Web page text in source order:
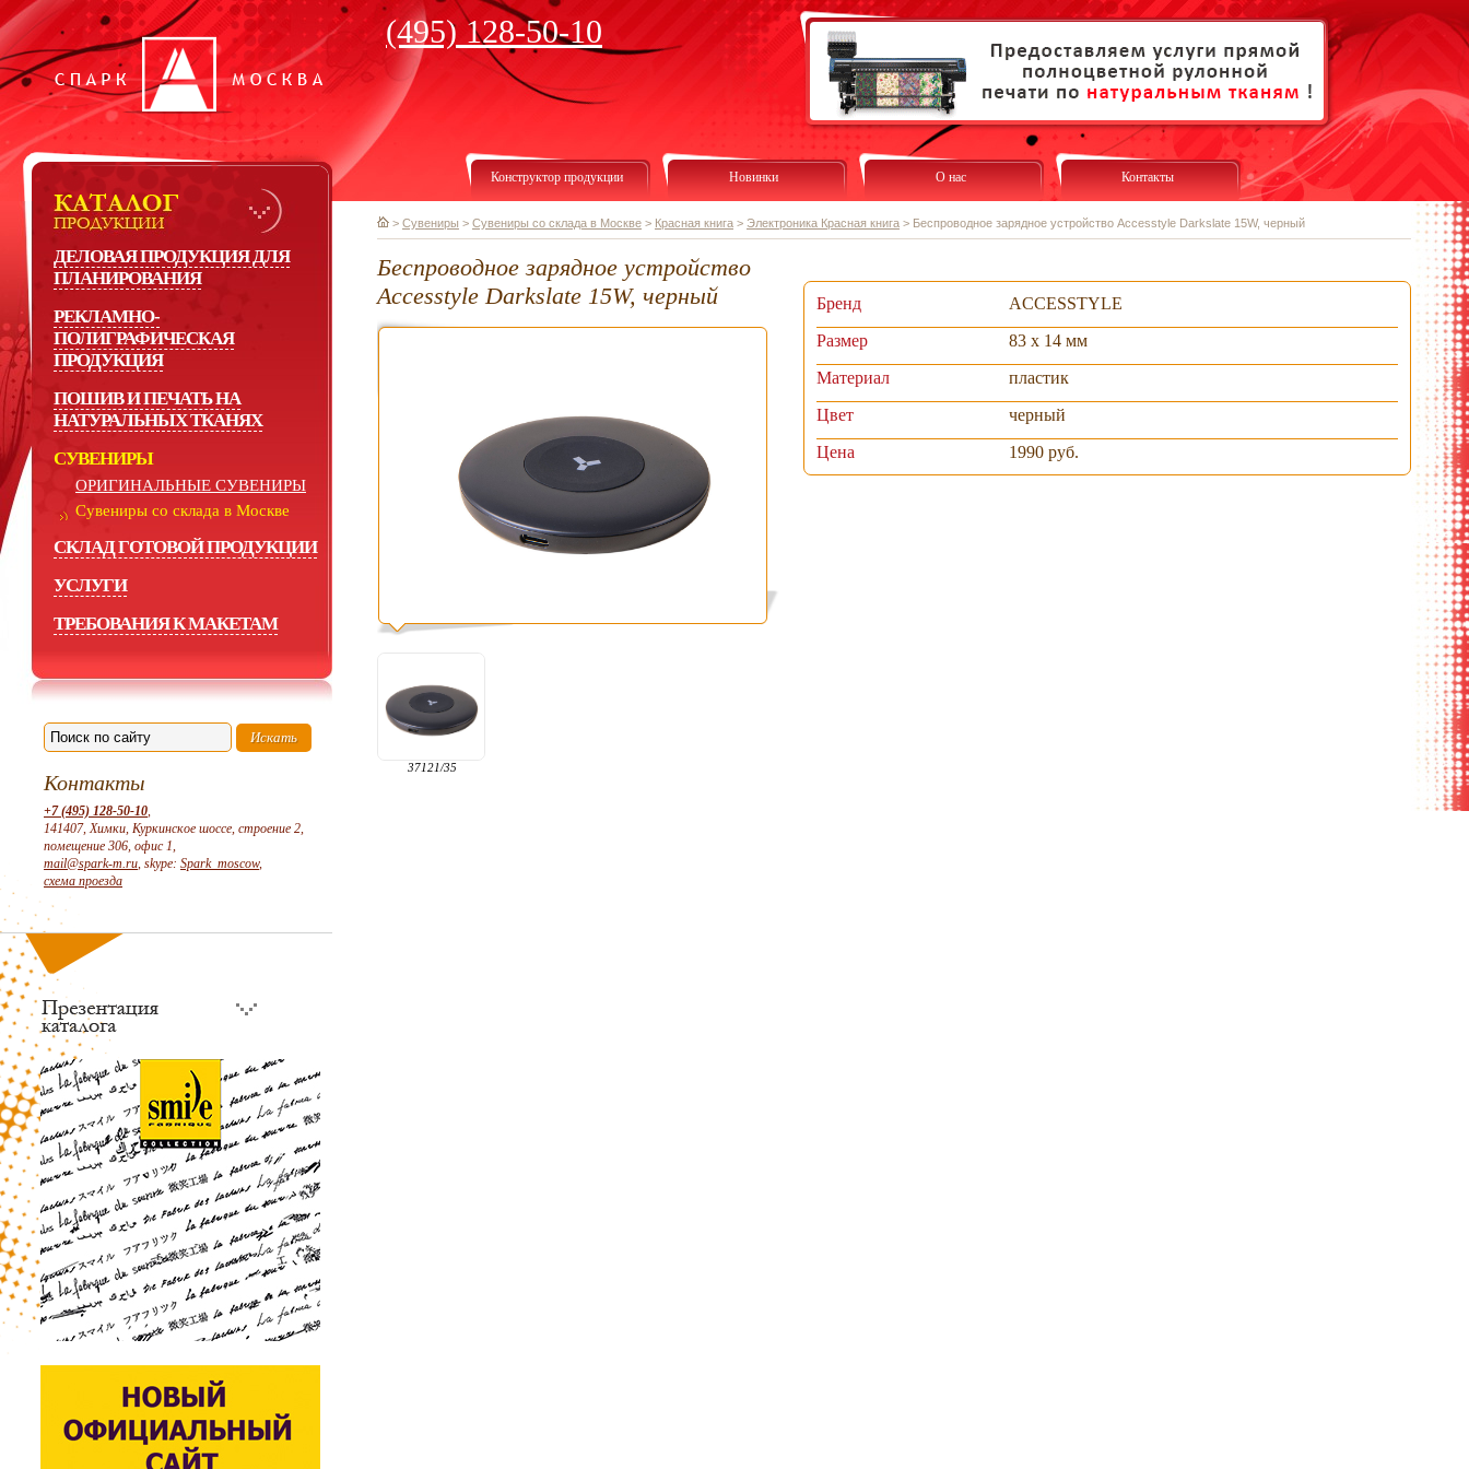
(495) 128-50-10
ДЕЛОВАЯ ПРОДУКЦИЯ ДЛЯ
ПЛАНИРОВАНИЯ
РЕКЛАМНО-
ПОЛИГРАФИЧЕСКАЯ
ПРОДУКЦИЯ
ПОШИВ И ПЕЧАТЬ НА
НАТУРАЛЬНЫХ ТКАНЯХ
СУВЕНИРЫ
ОРИГИНАЛЬНЫЕ СУВЕНИРЫ
Сувениры со склада в Москве
СКЛАД ГОТОВОЙ ПРОДУКЦИИ
УСЛУГИ
ТРЕБОВАНИЯ К МАКЕТАМ
Контакты
+7 (495) 128-50-10,
141407, Химки, Куркинское шоссе, строение 2,
помещение 306, офис 1,
mail@spark-m.ru, skype: Spark_moscow,
схема проезда
Конструктор продукции Новинки О нас Контакты
> Сувениры > Сувениры со склада в Москве > Красная книга > Электроника Красная книга > Беспроводное зарядное устройство Accesstyle Darkslate 15W, черный
Беспроводное зарядное устройство
Accesstyle Darkslate 15W, черный
37121/35
Бренд
ACCESSTYLE
Размер
83 х 14 мм
Материал
пластик
Цвет
черный
Цена
1990 руб.